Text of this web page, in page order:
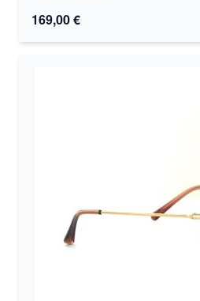
169,00 €